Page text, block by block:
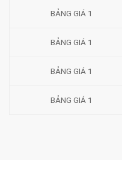
BẢNG GIÁ 1
BẢNG GIÁ 1
BẢNG GIÁ 1
BẢNG GIÁ 1